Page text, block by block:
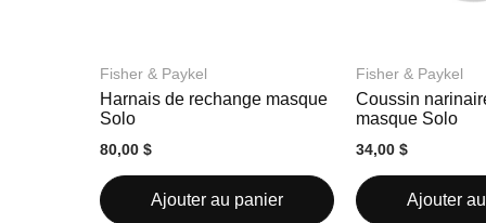
Fisher & Paykel
Harnais de rechange masque
Solo
80,00 $
Ajouter au panier
Fisher & Paykel
Coussin
masque Solo
34,00 $
Ajouter